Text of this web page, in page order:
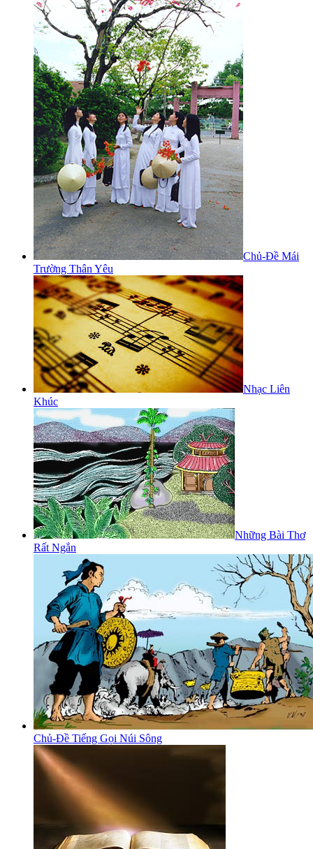
Chủ-Đề Mái
Trường Thân Yêu
Nhạc Liên
Khúc
Những Bài Thơ
Rất Ngắn
Chủ-Đề Tiếng Gọi Núi Sông